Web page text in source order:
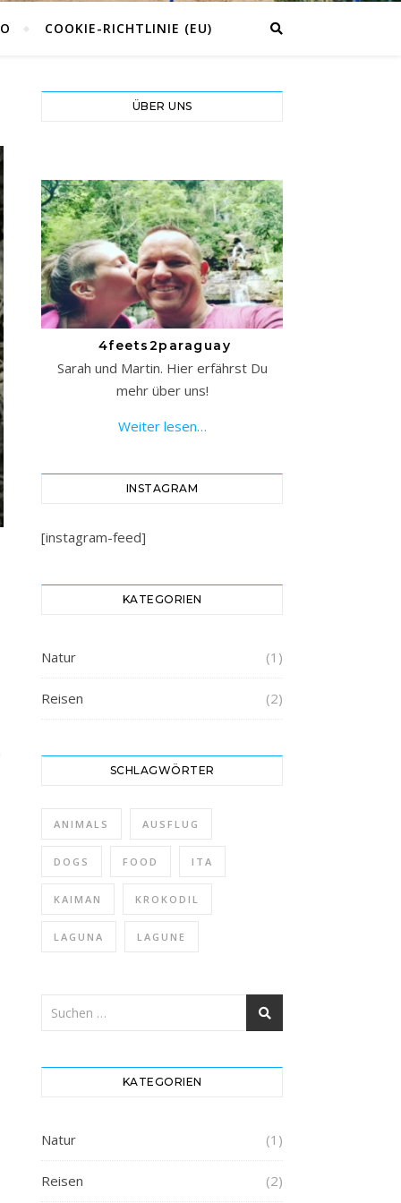
COOKIE-RICHTLINIE (EU)
ÜBER UNS
4feets2paraguay
Sarah und Martin. Hier erfährst Du
mehr über uns!
Weiter lesen…
INSTAGRAM
[instagram-feed]
KATEGORIEN
Natur (1)
Reisen (2)
SCHLAGWÖRTER
ANIMALS AUSFLUG
DOGS FOOD ITA
KAIMAN KROKODIL
LAGUNA LAGUNE
KATEGORIEN
Natur (1)
Reisen (2)